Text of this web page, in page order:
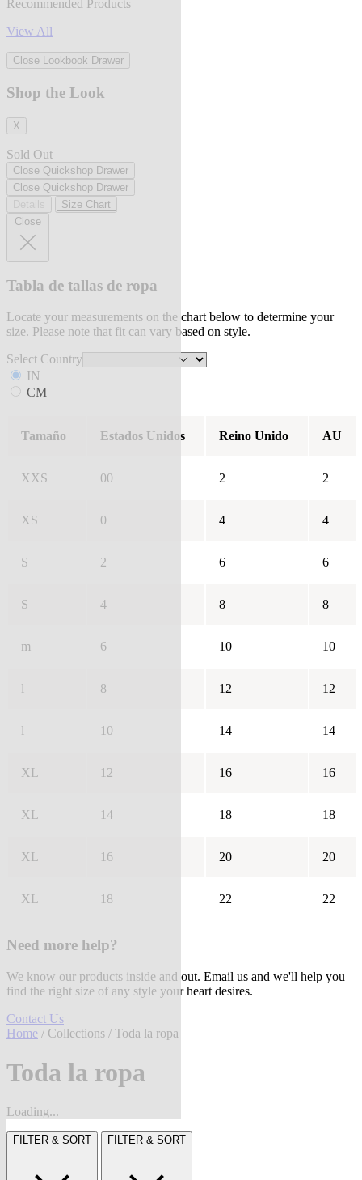
Recommended Products
View All
Close Lookbook Drawer
Shop the Look
X
Sold Out
Close Quickshop Drawer
Close Quickshop Drawer
Size Chart
Close
Tabla de tallas de ropa
Locate your measurements on the chart below to determine your
size. Please note that fit can vary based on style.
Select Country
IN
CM
Tamaño Estados Unidos Reino Unido AU
XXS 00 2 2
XS 0 4 4
S 2 6 6
S 4 8 8
m 6 10 10
l 8 12 12
l 10 14 14
XL 12 16 16
XL 14 18 18
XL 16 20 20
XL 18 22 22
Need more help?
We know our products inside and out. Email us and we'll help you
find the right size of any style your heart desires.
Contact Us
Home / Collections / Toda la ropa
Toda la ropa
Loading...
FILTER & SORT FILTER & SORT